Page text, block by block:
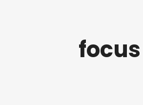
focus